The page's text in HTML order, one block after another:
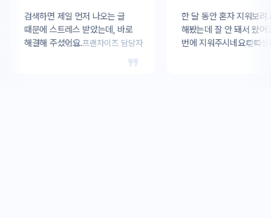
검색하면 제일 먼저 나오는 글
때문에 스트레스 받았는데, 바로
해결해 주셨어요.법인 프랜차이즈 담당자
한 달 동안 혼자 지워보려고
해봤는데 잘 안 돼서 왔어요. 한
번에 지워주시네요ㄷㄷ전자상거래